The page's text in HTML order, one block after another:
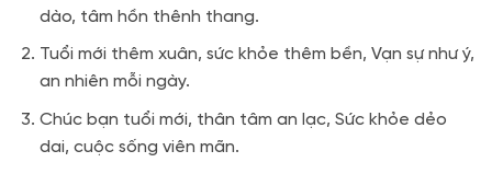
dào, tâm hồn thênh thang.
Tuổi mới thêm xuân, sức khỏe thêm bền, Vạn sự như ý,
an nhiên mỗi ngày.
Chúc bạn tuổi mới, thân tâm an lạc, Sức khỏe dẻo
dai, cuộc sống viên mãn.